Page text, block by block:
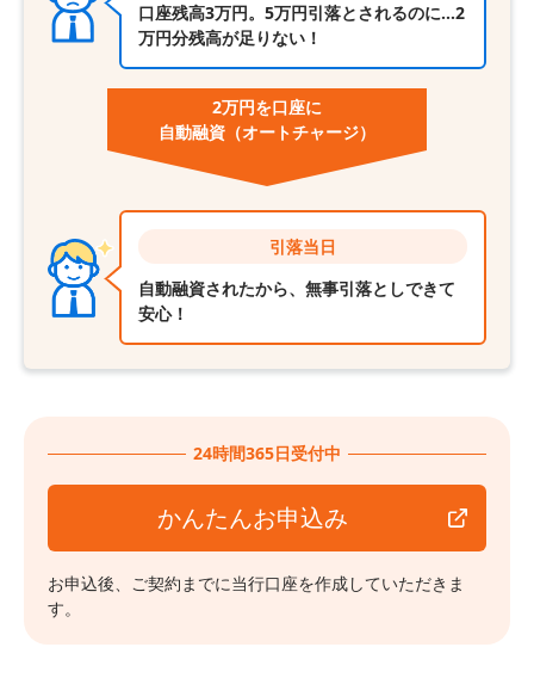
口座残高3万円。5万円引落とされるのに…2
万円分残高が足りない！
2万円を口座に
自動融資（オートチャージ）
引落当日
自動融資されたから、無事引落としできて
安心！
24時間365日受付中
かんたんお申込み
お申込後、ご契約までに当行口座を作成していただきま
す。